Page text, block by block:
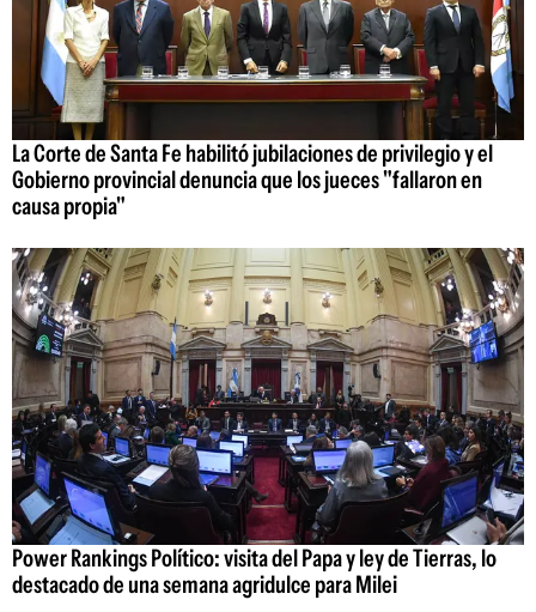
La Corte de Santa Fe habilitó jubilaciones de privilegio y el
Gobierno provincial denuncia que los jueces "fallaron en
causa propia"
Power Rankings Político: visita del Papa y ley de Tierras, lo
destacado de una semana agridulce para Milei